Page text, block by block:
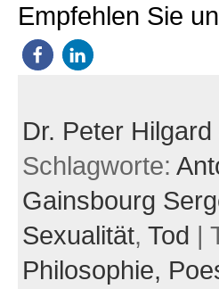
Empfehlen Sie
Dr. Peter Hilgard
Schlagworte:
Gainsbourg
Sexualität, Tod |
Philosophie,